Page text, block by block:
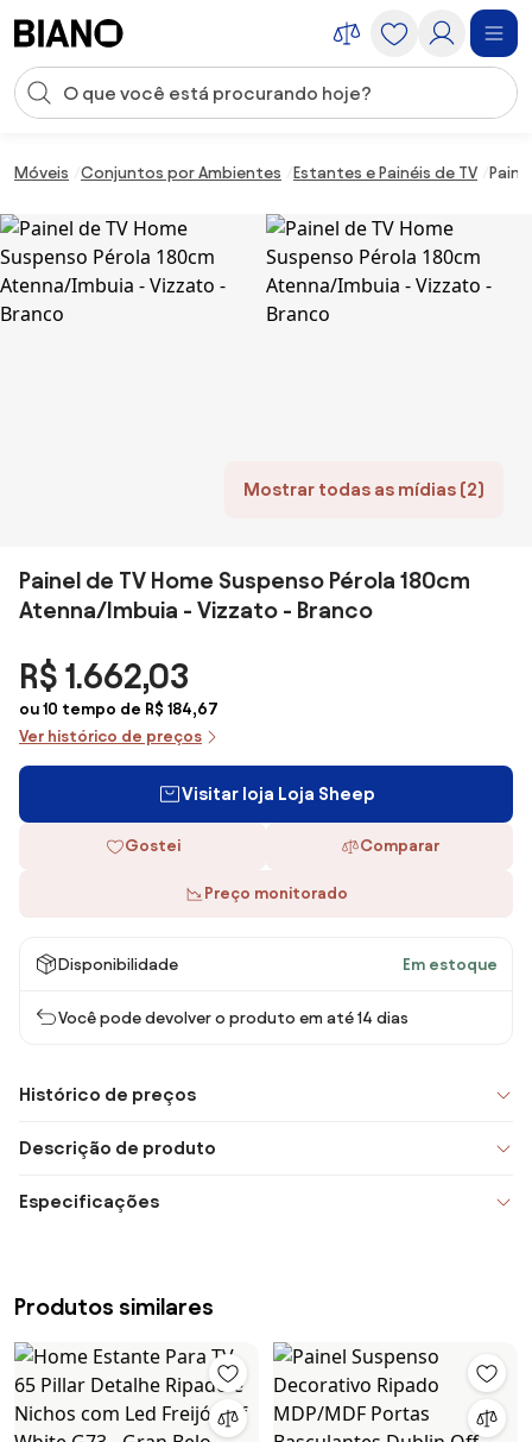
Entrada de pesquisa
Móveis Conjuntos por Ambientes Estantes e Painéis de TV
Mostrar todas as mídias (2)
Painel de TV Home Suspenso Pérola 180cm
Atenna/Imbuia - Vizzato - Branco
R$ 1.662,03
ou 10 tempo de R$ 184,67
Ver histórico de preços
Visitar loja Loja Sheep
Gostei Comparar
Preço monitorado
Disponibilidade Em estoque
Você pode devolver o produto em até 14 dias
Histórico de preços
Descrição de produto
Especificações
Produtos similares